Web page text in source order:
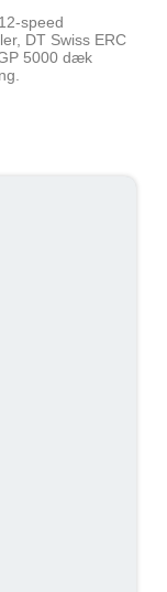
speed
DT Swiss ERC
5000 dæk